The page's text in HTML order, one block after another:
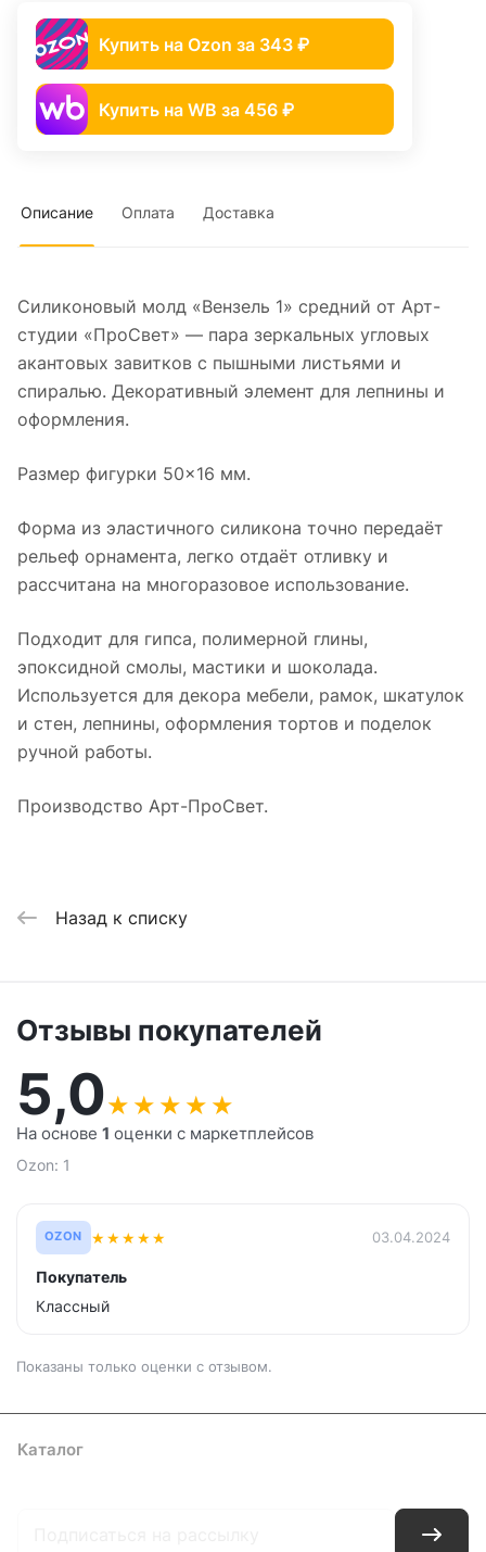
Купить на Ozon за 343 ₽
Купить на WB за 456 ₽
Описание Оплата Доставка
Силиконовый молд «Вензель 1» средний от Арт-
студии «ПроСвет» — пара зеркальных угловых
акантовых завитков с пышными листьями и
спиралью. Декоративный элемент для лепнины и
оформления.
Размер фигурки 50×16 мм.
Форма из эластичного силикона точно передаёт
рельеф орнамента, легко отдаёт отливку и
рассчитана на многоразовое использование.
Подходит для гипса, полимерной глины,
эпоксидной смолы, мастики и шоколада.
Используется для декора мебели, рамок, шкатулок
и стен, лепнины, оформления тортов и поделок
ручной работы.
Производство Арт-ПроСвет.
Назад к списку
Отзывы покупателей
5,0★ ★ ★ ★ ★
На основе 1 оценки с маркетплейсов
Ozon: 1
OZON ★★★★★ 03.04.2024
Покупатель
Классный
Показаны только оценки с отзывом.
Каталог